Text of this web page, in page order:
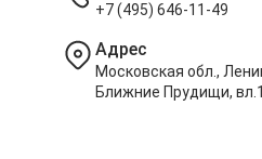
+7 (495) 646-11-49
Адрес
Московская обл.,
Ближние Прудищи,